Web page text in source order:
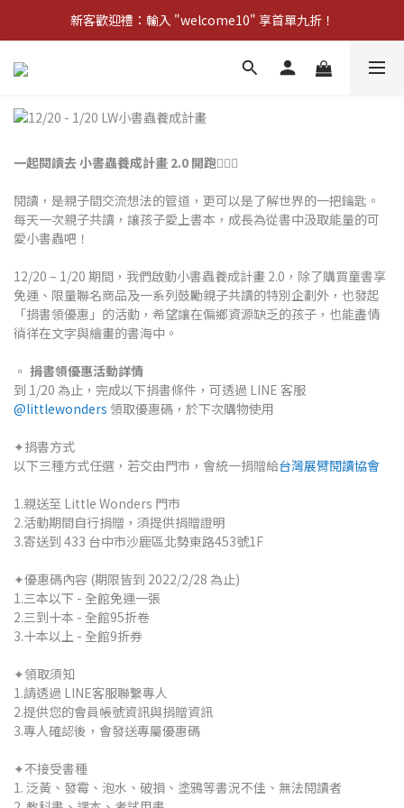
新客歡迎禮：輸入 "welcome10" 享首單九折！
新客歡迎禮：輸入 "welcome10" 享首單九折！
Pom d'Api 畢業特典 · 全品項買一送一
一起閱讀去 小書蟲養成計畫 2.0 開跑🏃🏻‍♀️
閱讀，是親子間交流想法的管道，更可以是了解世界的一把鑰匙。
每天一次親子共讀，讓孩子愛上書本，成長為從書中汲取能量的可
愛小書蟲吧！
12/20 – 1/20 期間，我們啟動小書蟲養成計畫 2.0，除了購買童書享
免運、限量聯名商品及一系列鼓勵親子共讀的特別企劃外，也發起
「捐書領優惠」的活動，希望讓在偏鄉資源缺乏的孩子，也能盡情
徜徉在文字與繪畫的書海中。
▫️ 捐書領優惠活動詳情
到 1/20 為止，完成以下捐書條件，可透過 LINE 客服
@littlewonders 領取優惠碼，於下次購物使用
✦捐書方式
以下三種方式任選，若交由門市，會統一捐贈給台灣展臂閱讀協會
1.親送至 Little Wonders 門市
2.活動期間自行捐贈，須提供捐贈證明
3.寄送到 433 台中市沙鹿區北勢東路453號1F
✦優惠碼內容 (期限皆到 2022/2/28 為止)
1.三本以下 - 全館免運一張
2.三到十本 - 全館95折卷
3.十本以上 - 全館9折券
✦領取須知
1.請透過 LINE客服聯繫專人
2.提供您的會員帳號資訊與捐贈資訊
3.專人確認後，會發送專屬優惠碼
✦不接受書種
1. 泛黃、發霉、泡水、破損、塗鴉等書況不佳、無法閱讀者